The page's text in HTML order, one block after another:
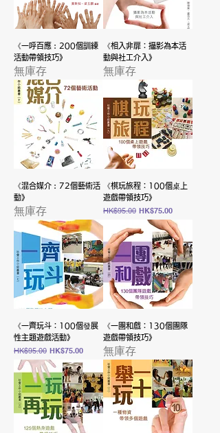
《一呼百應︰200個訓練
活動帶領技巧》
無庫存
《相入非扉：攝影為本活
動與社工介入》
無庫存
《混合媒介︰72個藝術活
動》
無庫存
《棋玩旅程：100個桌上
遊戲帶領技巧》
一般價格
HK$95.00 促銷價格
HK$75.00
《一齊玩斗：100個發展
性主題遊戲活動》
一般價格
HK$95.00 促銷價格
HK$75.00
《一團和戲：130個團隊
遊戲帶領技巧》
無庫存